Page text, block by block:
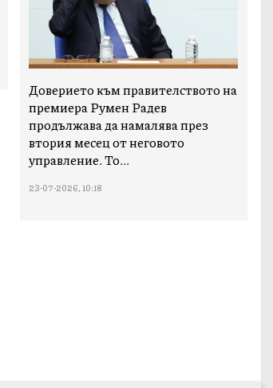
Доверието към правителството на
премиера Румен Радев
продължава да намалява през
втория месец от неговото
управление. То...
23-07-2026, 10:18